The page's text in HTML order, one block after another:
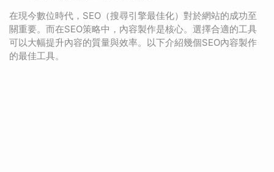
在現今數位時代，SEO（搜尋引擎最佳化）對於網站的成功至
關重要。而在SEO策略中，內容製作是核心。選擇合適的工具
可以大幅提升內容的質量與效率。以下介紹幾個SEO內容製作
的最佳工具。